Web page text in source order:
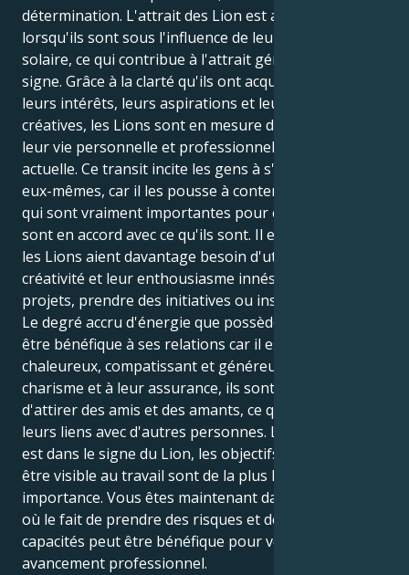
détermination. L'attrait des Lion est amplifié
lorsqu'ils sont sous l'influence de leur propre signe
solaire, ce qui contribue à l'attrait général de ce
signe. Grâce à la clarté qu'ils ont acquise concernant
leurs intérêts, leurs aspirations et leurs expressions
créatives, les Lions sont en mesure de réussir dans
leur vie personnelle et professionnelle à l'heure
actuelle. Ce transit incite les gens à s'interroger sur
eux-mêmes, car il les pousse à contempler les choses
qui sont vraiment importantes pour eux et celles qui
sont en accord avec ce qu'ils sont. Il est possible que
les Lions aient davantage besoin d'utiliser leur
créativité et leur enthousiasme innés pour lancer des
projets, prendre des initiatives ou inspirer les autres.
Le degré accru d'énergie que possède le Lion peut
être bénéfique à ses relations car il est constamment
chaleureux, compatissant et généreux. Grâce à leur
charisme et à leur assurance, ils sont capables
d'attirer des amis et des amants, ce qui renforce
leurs liens avec d'autres personnes. Lorsque le Soleil
est dans le signe du Lion, les objectifs et la capacité à
être visible au travail sont de la plus haute
importance. Vous êtes maintenant dans une position
où le fait de prendre des risques et de démontrer vos
capacités peut être bénéfique pour votre
avancement professionnel.